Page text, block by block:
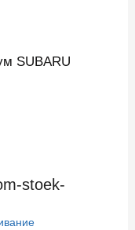
SUBARU
stoek-